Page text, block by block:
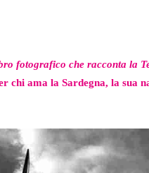
fotografico che racconta la
chi ama la Sardegna, la sua